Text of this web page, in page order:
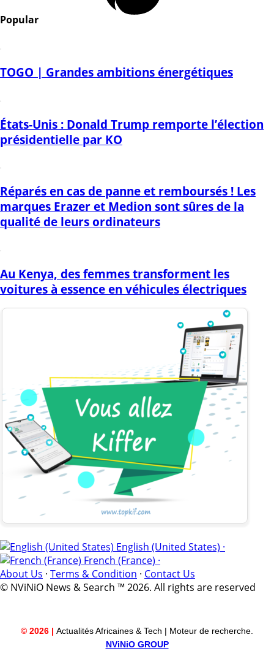
Popular
TOGO | Grandes ambitions énergétiques
États-Unis : Donald Trump remporte l’élection
présidentielle par KO
Réparés en cas de panne et remboursés ! Les
marques Erazer et Medion sont sûres de la
qualité de leurs ordinateurs
Au Kenya, des femmes transforment les
voitures à essence en véhicules électriques
English (United States) ·
French (France) ·
About Us · Terms & Condition · Contact Us
© NViNiO News & Search ™ 2026. All rights are reserved
© 2026 | Actualités Africaines & Tech | Moteur de recherche.
NViNiO GROUP